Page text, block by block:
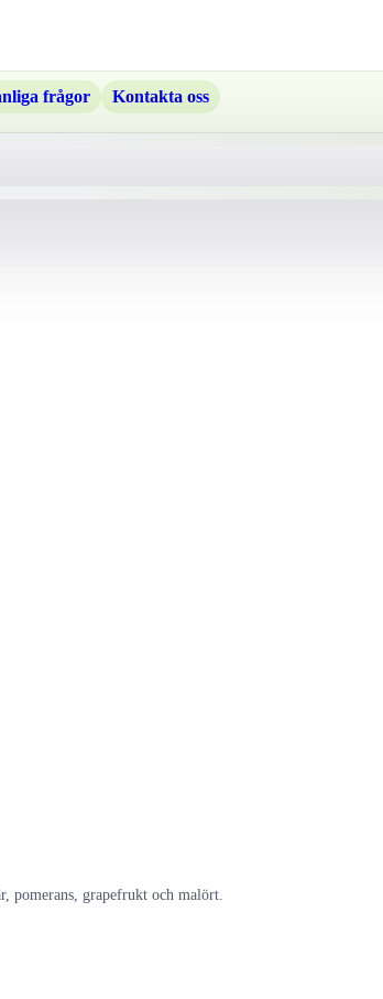
frågor Kontakta oss
pomerans, grapefrukt och malört.